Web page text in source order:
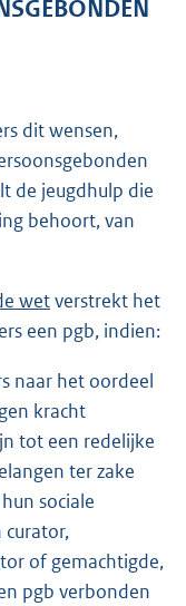
dit wensen,
de jeugdhulp die
behoort, van
wetverstrekt het
een pgb, indien:
naar het oordeel
kracht
tot een redelijke
ter zake
sociale
curator,
of gemachtigde,
pgb verbonden